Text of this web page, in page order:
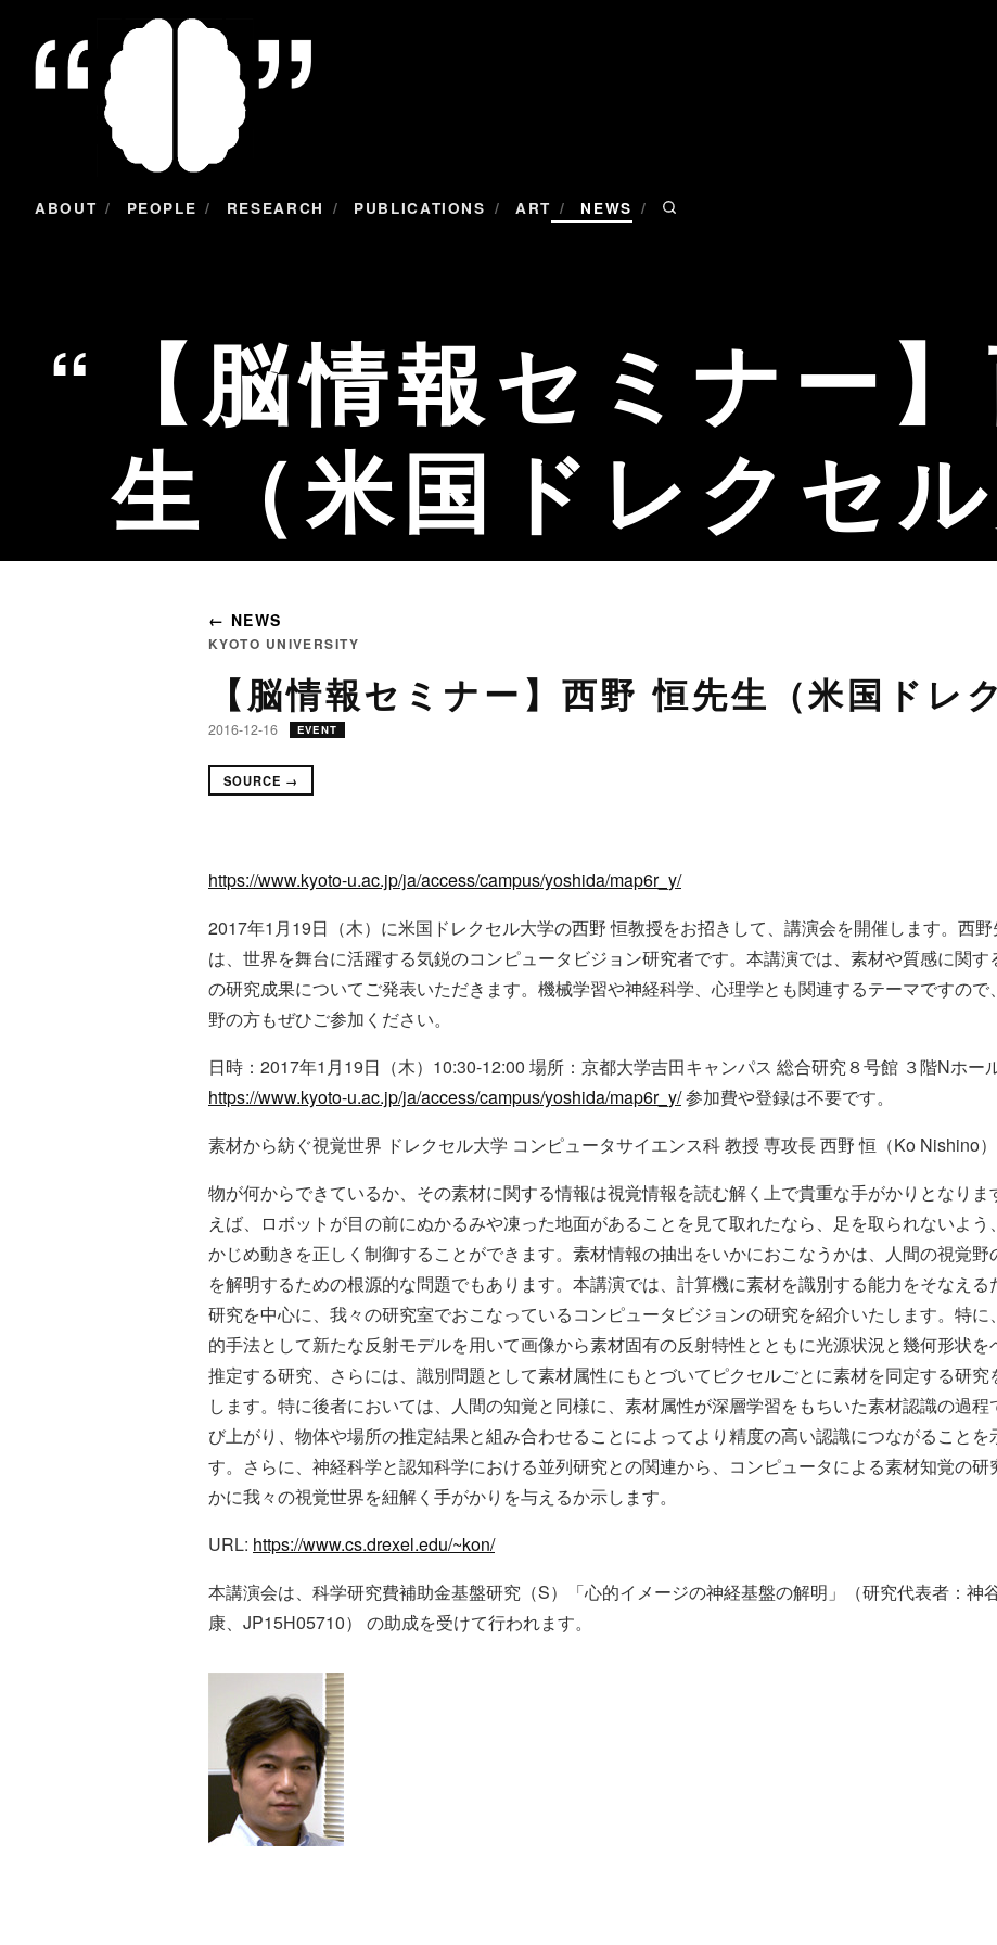
ABOUT / PEOPLE / RESEARCH / PUBLICATIONS / ART / NEWS /
【脳情報セミナー
生（米国ドレクセル
← NEWS
KYOTO UNIVERSITY
【脳情報セミナー】西野 恒先生（米国ドレ
2016-12-16 EVENT
SOURCE →
https://www.kyoto-u.ac.jp/ja/access/campus/yoshida/map6r_y/
2017年1月19日（木）に米国ドレクセル大学の西野 恒教授をお招きして、講演会を開催します。西野
は、世界を舞台に活躍する気鋭のコンピュータビジョン研究者です。本講演では、素材や質感に関す
の研究成果についてご発表いただきます。機械学習や神経科学、心理学とも関連するテーマですので
野の方もぜひご参加ください。
日時：2017年1月19日（木）10:30-12:00 場所：京都大学吉田キャンパス 総合研究８号館 ３階Nホー
https://www.kyoto-u.ac.jp/ja/access/campus/yoshida/map6r_y/参加費や登録は不要です。
素材から紡ぐ視覚世界 ドレクセル大学 コンピュータサイエンス科 教授 専攻長 西野 恒（Ko Nishino）
物が何からできているか、その素材に関する情報は視覚情報を読む解く上で貴重な手がかりとなりま
えば、ロボットが目の前にぬかるみや凍った地面があることを見て取れたなら、足を取られないよう
かじめ動きを正しく制御することができます。素材情報の抽出をいかにおこなうかは、人間の視覚野
を解明するための根源的な問題でもあります。本講演では、計算機に素材を識別する能力をそなえる
研究を中心に、我々の研究室でおこなっているコンピュータビジョンの研究を紹介いたします。特に
的手法として新たな反射モデルを用いて画像から素材固有の反射特性とともに光源状況と幾何形状を
推定する研究、さらには、識別問題として素材属性にもとづいてピクセルごとに素材を同定する研究
します。特に後者においては、人間の知覚と同様に、素材属性が深層学習をもちいた素材認識の過程
び上がり、物体や場所の推定結果と組み合わせることによってより精度の高い認識につながることを
す。さらに、神経科学と認知科学における並列研究との関連から、コンピュータによる素材知覚の研
かに我々の視覚世界を紐解く手がかりを与えるか示します。
URL: https://www.cs.drexel.edu/~kon/
本講演会は、科学研究費補助金基盤研究（S）「心的イメージの神経基盤の解明」（研究代表者：神
康、JP15H05710） の助成を受けて行われます。